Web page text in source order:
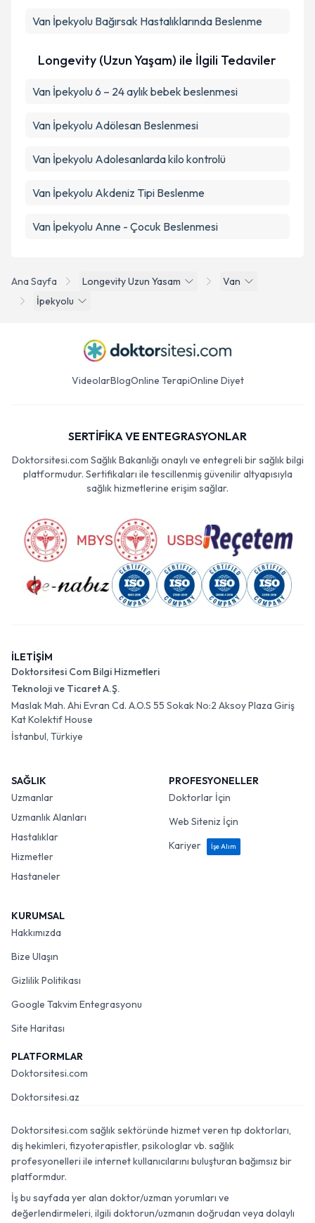
Ana Sayfa Longevity Uzun Yasam
Van
İpekyolu
Van İpekyolu Bağırsak Hastalıklarında Beslenme
Longevity (Uzun Yaşam) ile İlgili Tedaviler
Van İpekyolu 6 – 24 aylık bebek beslenmesi
Van İpekyolu Adölesan Beslenmesi
Van İpekyolu Adolesanlarda kilo kontrolü
Van İpekyolu Akdeniz Tipi Beslenme
Van İpekyolu Anne - Çocuk Beslenmesi
VideolarBlogOnline TerapiOnline Diyet
SERTİFİKA VE ENTEGRASYONLAR
Doktorsitesi.com Sağlık Bakanlığı onaylı ve entegreli bir sağlık bilgi
platformudur. Sertifikaları ile tescillenmiş güvenilir altyapısıyla
sağlık hizmetlerine erişim sağlar.
İLETİŞİM
Doktorsitesi Com Bilgi Hizmetleri
Teknoloji ve Ticaret A.Ş.
Maslak Mah. Ahi Evran Cd. A.O.S 55 Sokak No:2 Aksoy Plaza Giriş
Kat Kolektif House
İstanbul, Türkiye
SAĞLIK
Uzmanlar
Uzmanlık Alanları
Hastalıklar
Hizmetler
Hastaneler
PROFESYONELLER
Doktorlar İçin
Web Siteniz İçin
Kariyer
İşe Alım
KURUMSAL
Hakkımızda
Bize Ulaşın
Gizlilik Politikası
Google Takvim Entegrasyonu
Site Haritası
PLATFORMLAR
Doktorsitesi.com
Doktorsitesi.az
Doktorsitesi.com sağlık sektöründe hizmet veren tıp doktorları,
diş hekimleri, fizyoterapistler, psikologlar vb. sağlık
profesyonelleri ile internet kullanıcılarını buluşturan bağımsız bir
platformdur.
İş bu sayfada yer alan doktor/uzman yorumları ve
değerlendirmeleri, ilgili doktorun/uzmanın doğrudan veya dolaylı